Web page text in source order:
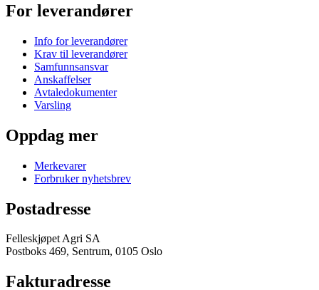
For leverandører
Info for leverandører
Krav til leverandører
Samfunnsansvar
Anskaffelser
Avtaledokumenter
Varsling
Oppdag mer
Merkevarer
Forbruker nyhetsbrev
Postadresse
Felleskjøpet Agri SA
Postboks 469, Sentrum, 0105 Oslo
Fakturadresse